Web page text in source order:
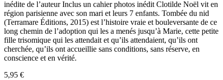
inédite de l’auteur Inclus un cahier photos inédit Clotilde Noël vit en
région parisienne avec son mari et leurs 7 enfants. Tombée du nid
(Terramare Éditions, 2015) est l’histoire vraie et bouleversante de ce
long chemin de l’adoption qui les a menés jusqu’à Marie, cette petite
fille trisomique qui les attendait et qu’ils attendaient, qu’ils ont
cherchée, qu’ils ont accueillie sans conditions, sans réserve, en
conscience et en vérité.
5,95 €